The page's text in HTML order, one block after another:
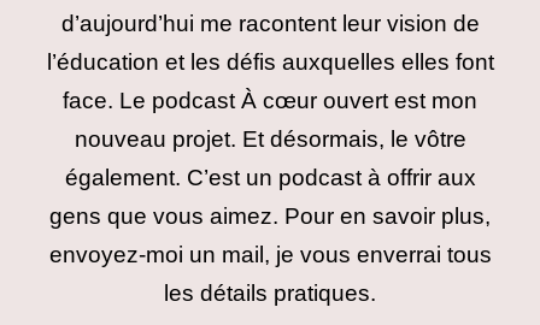
d’aujourd’hui me racontent leur vision de
l’éducation et les défis auxquelles elles font
face. Le podcast À cœur ouvert est mon
nouveau projet. Et désormais, le vôtre
également. C’est un podcast à offrir aux
gens que vous aimez. Pour en savoir plus,
envoyez-moi un mail, je vous enverrai tous
les détails pratiques.